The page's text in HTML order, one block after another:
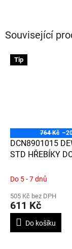
Související
Tip
764 Kč
DCN8901015
STD HŘEBÍKY
PÁSKU DO
1 005KS/BAL.
Do 5 - 7 dnů
505 Kč bez DPH
611 Kč
Do košíku